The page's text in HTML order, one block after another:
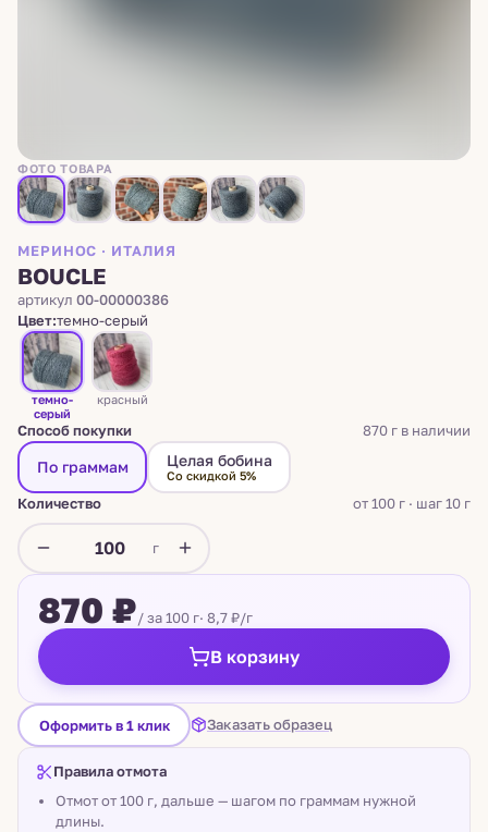
ФОТО ТОВАРА
МЕРИНОС · ИТАЛИЯ
BOUCLE
артикул 00-00000386
Цвет:темно-серый
темно-
серый
красный
Способ покупки 870 г в наличии
По граммам Целая бобина
Со скидкой 5%
Количество от 100 г · шаг 10 г
г
870 ₽/ за 100 г· 8,7 ₽/г
В корзину
Оформить в 1 клик Заказать образец
Правила отмота
Отмот от 100 г, дальше — шагом по граммам нужной
длины.